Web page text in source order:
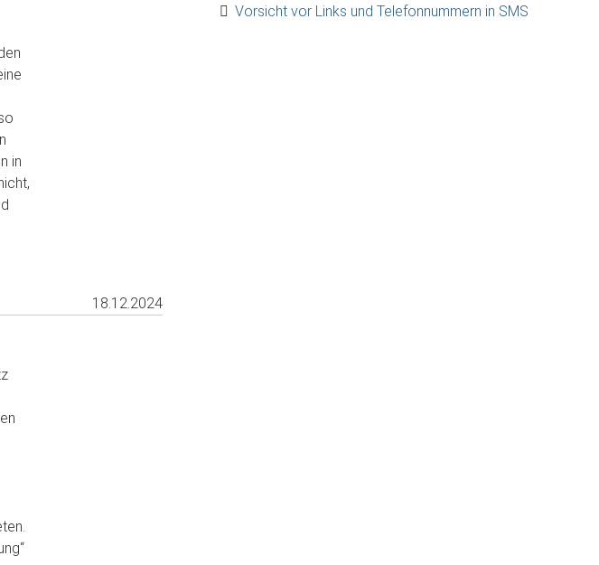
in
18.12.2024
Vorsicht vor Links und Telefonnummern in SMS